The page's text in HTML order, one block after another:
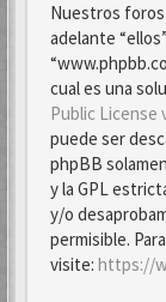
Nuestros
adelante
cual es una
Public License
puede ser
phpBB
y la GPL
y/o
permisible.
visite: https://